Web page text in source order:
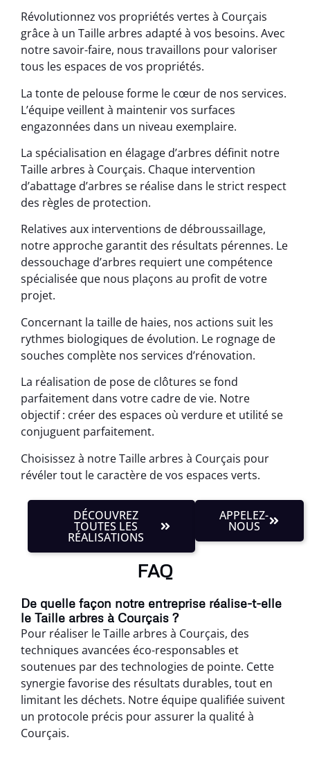
Révolutionnez vos propriétés vertes à Courçais
grâce à un Taille arbres adapté à vos besoins. Avec
notre savoir-faire, nous travaillons pour valoriser
tous les espaces de vos propriétés.
La tonte de pelouse forme le cœur de nos services.
L’équipe veillent à maintenir vos surfaces
engazonnées dans un niveau exemplaire.
La spécialisation en élagage d’arbres définit notre
Taille arbres à Courçais. Chaque intervention
d’abattage d’arbres se réalise dans le strict respect
des règles de protection.
Relatives aux interventions de débroussaillage,
notre approche garantit des résultats pérennes. Le
dessouchage d’arbres requiert une compétence
spécialisée que nous plaçons au profit de votre
projet.
Concernant la taille de haies, nos actions suit les
rythmes biologiques de évolution. Le rognage de
souches complète nos services d’rénovation.
La réalisation de pose de clôtures se fond
parfaitement dans votre cadre de vie. Notre
objectif : créer des espaces où verdure et utilité se
conjuguent parfaitement.
Choisissez à notre Taille arbres à Courçais pour
révéler tout le caractère de vos espaces verts.
DÉCOUVREZ
TOUTES LES
RÉALISATIONS
APPELEZ-
NOUS
FAQ
De quelle façon notre entreprise réalise-t-elle
le Taille arbres à Courçais ?
Pour réaliser le Taille arbres à Courçais, des
techniques avancées éco-responsables et
soutenues par des technologies de pointe. Cette
synergie favorise des résultats durables, tout en
limitant les déchets. Notre équipe qualifiée suivent
un protocole précis pour assurer la qualité à
Courçais.